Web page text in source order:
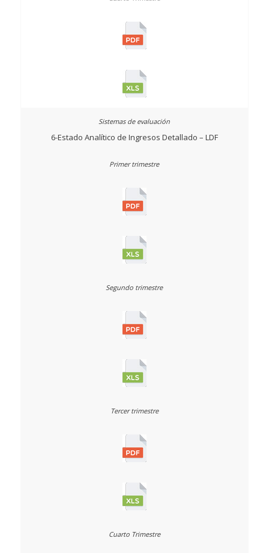
6-Estado Analítico de Ingresos Detallado – LDF